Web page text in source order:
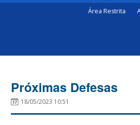
Área Restrita
Próximas Defesas
18/05/2023 10:51